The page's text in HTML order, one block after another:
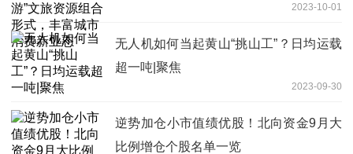
2023-10-01
无人机如何当起黄山“挑山工”？日均运载
超一吨|聚焦
2023-09-30
逆势加仓小市值绩优股！北向资金9月大
比例增仓个股名单一览